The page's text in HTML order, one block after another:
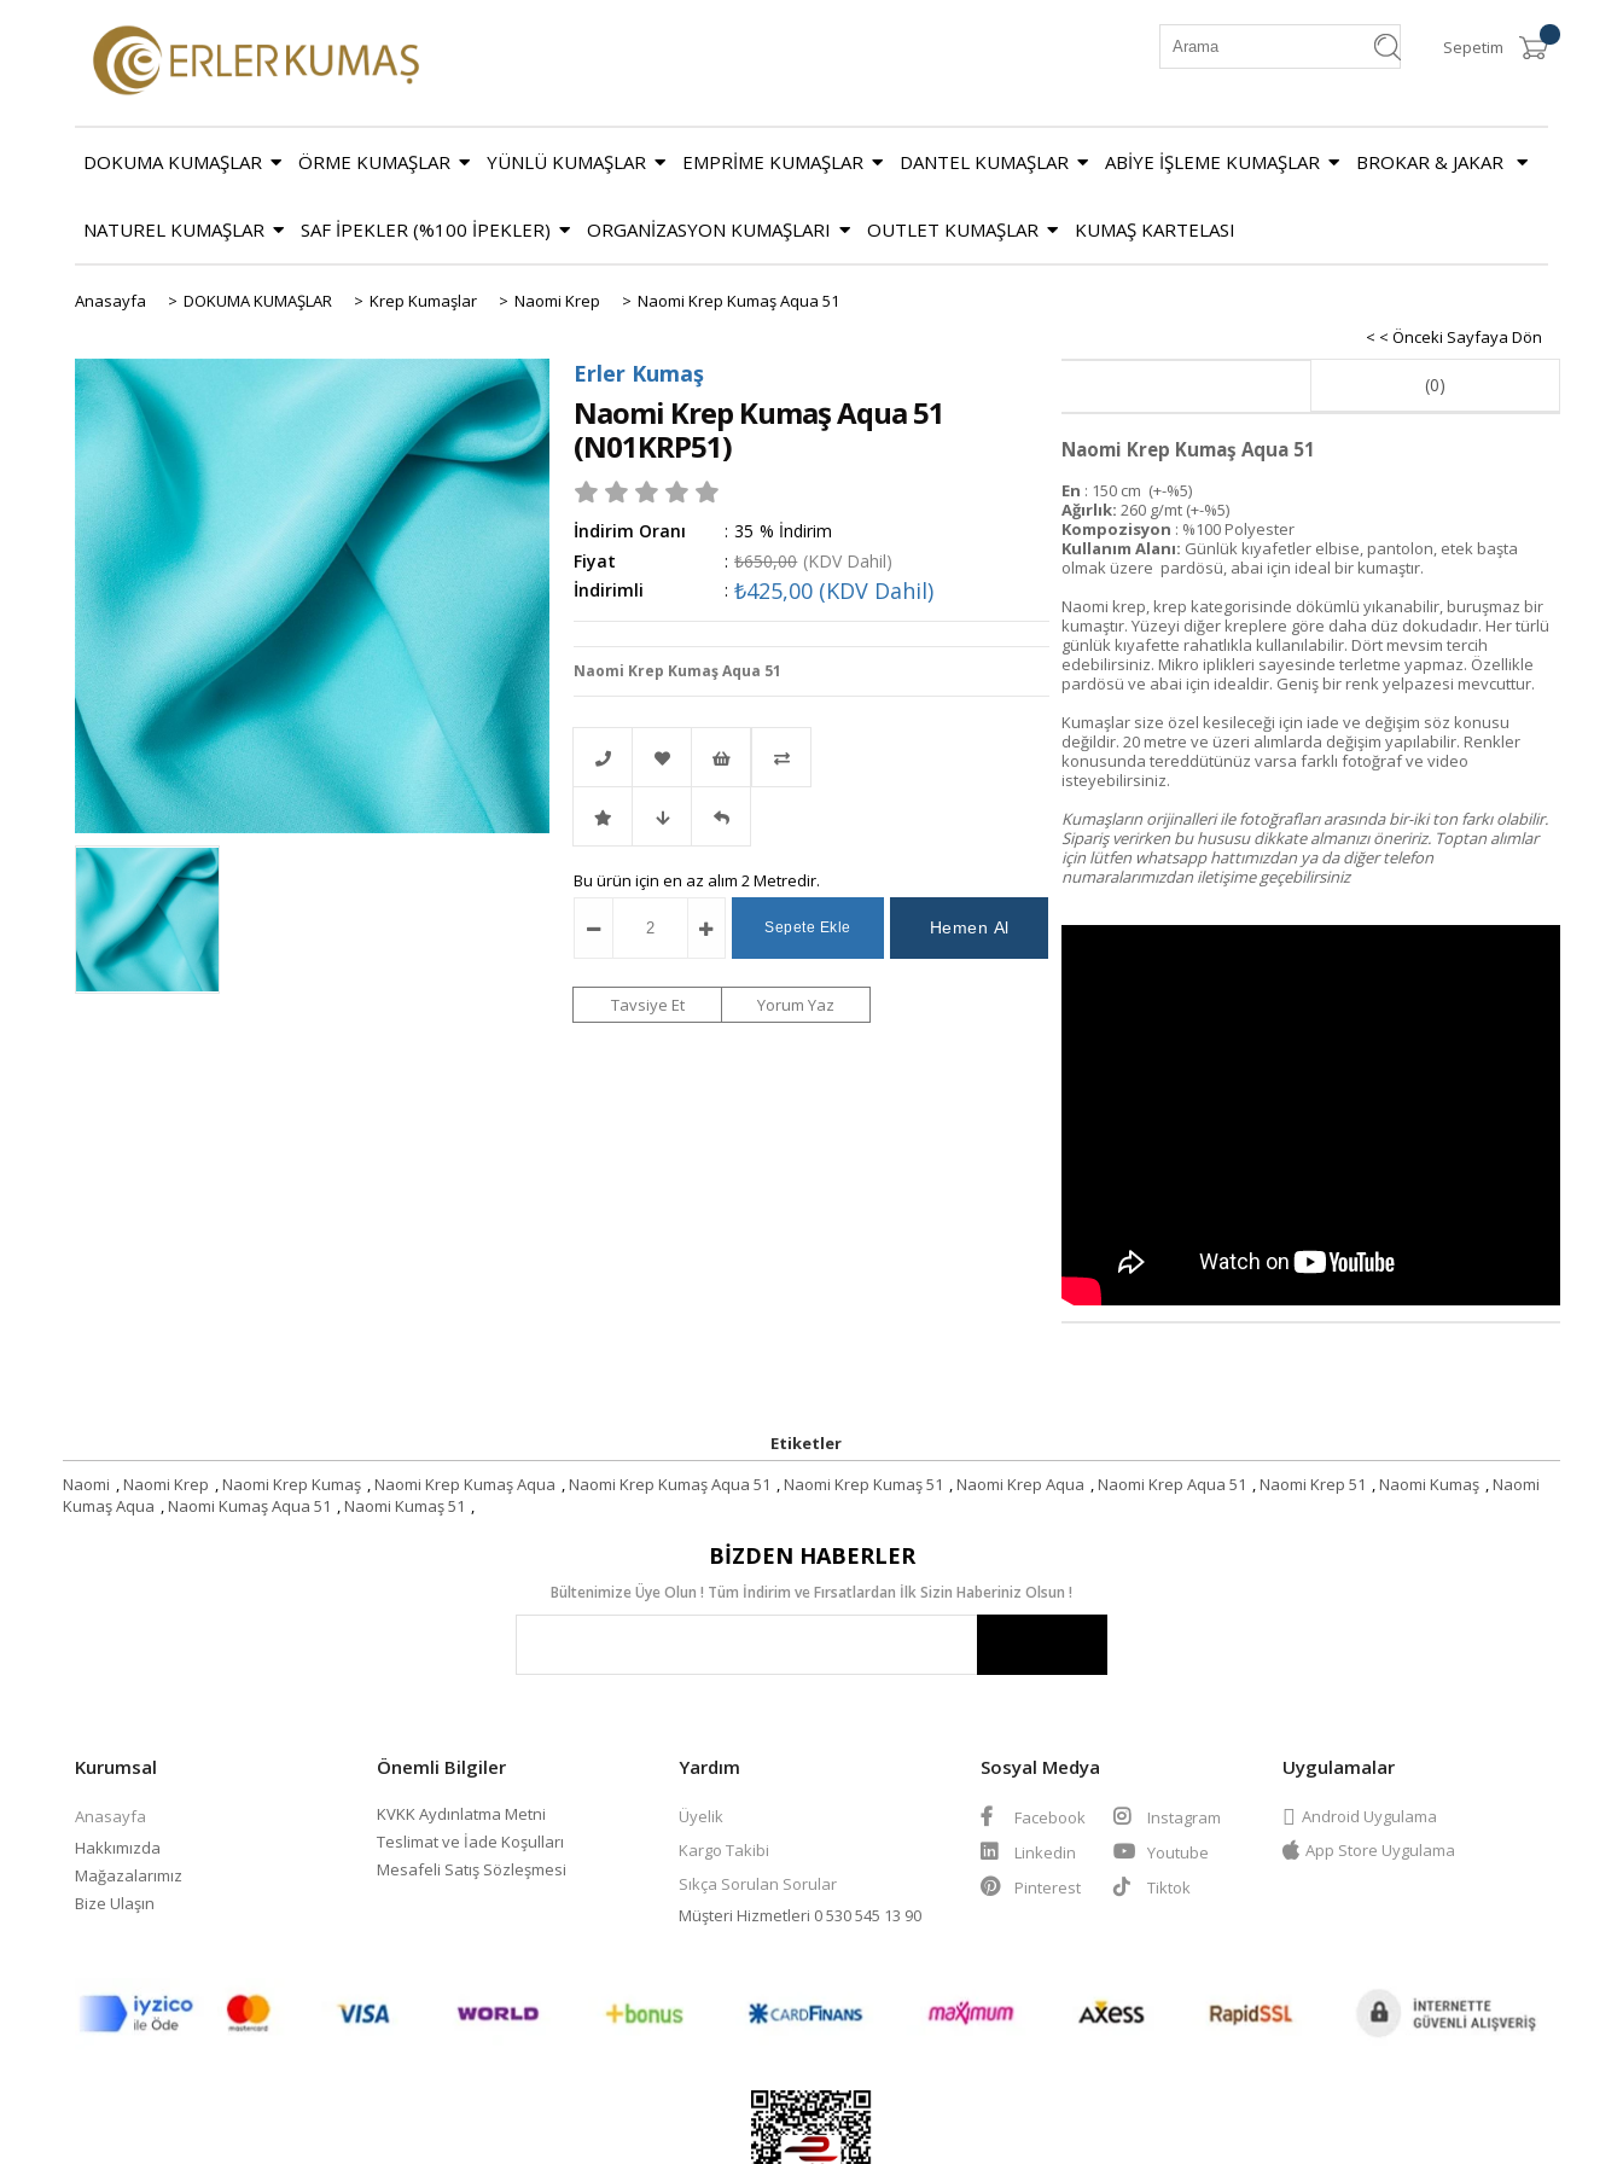
Sepetim
DOKUMA KUMAŞLAR ÖRME KUMAŞLAR YÜNLÜ KUMAŞLAR EMPRİME KUMAŞLAR DANTEL KUMAŞLAR ABİYE İŞLEME KUMAŞLAR BROKAR & JAKAR
NATUREL KUMAŞLAR SAF İPEKLER (%100 İPEKLER) ORGANİZASYON KUMAŞLARI OUTLET KUMAŞLAR KUMAŞ KARTELASI
Anasayfa > DOKUMA KUMAŞLAR > Krep Kumaşlar > Naomi Krep > Naomi Krep Kumaş Aqua 51
< < Önceki Sayfaya Dön
Erler Kumaş
Naomi Krep Kumaş Aqua 51
(N01KRP51)
İndirim Oranı : %
35
İndirim
Fiyat
: ₺650,00 (KDV Dahil)
İndirimli
: ₺425,00 (KDV Dahil)
Naomi Krep Kumaş Aqua 51
Telefonla
Sipariş
Favorilere
Ekle
İstek
Listeme
Ekle
İndirimli Fiyat
Düşünce
Haber
Gelince
Haber
Bu ürün için en az alım 2 Metredir.
Tavsiye Et Yorum Yaz
(0)
Naomi Krep Kumaş Aqua 51
En : 150 cm (+-%5)
Ağırlık: 260 g/mt (+-%5)
Kompozisyon : %100 Polyester
Kullanım Alanı: Günlük kıyafetler elbise, pantolon, etek başta
olmak üzere pardösü, abai için ideal bir kumaştır.
Naomi krep, krep kategorisinde dökümlü yıkanabilir, buruşmaz bir
kumaştır. Yüzeyi diğer kreplere göre daha düz dokudadır. Her türlü
günlük kıyafette rahatlıkla kullanılabilir. Dört mevsim tercih
edebilirsiniz. Mikro iplikleri sayesinde terletme yapmaz. Özellikle
pardösü ve abai için idealdir. Geniş bir renk yelpazesi mevcuttur.
Kumaşlar size özel kesileceği için iade ve değişim söz konusu
değildir. 20 metre ve üzeri alımlarda değişim yapılabilir. Renkler
konusunda tereddütünüz varsa farklı fotoğraf ve video
isteyebilirsiniz.
Kumaşların orijinalleri ile fotoğrafları arasında bir-iki ton farkı olabilir.
Sipariş verirken bu hususu dikkate almanızı öneririz. Toptan alımlar
için lütfen whatsapp hattımızdan ya da diğer telefon
numaralarımızdan iletişime geçebilirsiniz
Etiketler
Naomi ,Naomi Krep ,Naomi Krep Kumaş ,Naomi Krep Kumaş Aqua ,Naomi Krep Kumaş Aqua 51 ,Naomi Krep Kumaş 51 ,Naomi Krep Aqua ,Naomi Krep Aqua 51 ,Naomi Krep 51 ,Naomi Kumaş ,Naomi
Kumaş Aqua ,Naomi Kumaş Aqua 51 ,Naomi Kumaş 51 ,
BIZDEN HABERLER
Bültenimize Üye Olun ! Tüm İndirim ve Fırsatlardan İlk Sizin Haberiniz Olsun !
Kurumsal
Anasayfa
Hakkımızda
Mağazalarımız
Bize Ulaşın
Önemli Bilgiler
KVKK Aydınlatma Metni
Teslimat ve İade Koşulları
Mesafeli Satış Sözleşmesi
Yardım
Üyelik
Kargo Takibi
Sıkça Sorulan Sorular
Müşteri Hizmetleri 0 530 545 13 90
Sosyal Medya
Facebook
Instagram
Linkedin
Youtube
Pinterest
Tiktok
Uygulamalar
Android Uygulama
App Store Uygulama